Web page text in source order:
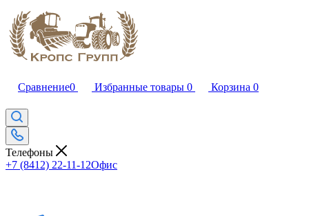
Сравнение0 Избранные товары 0 Корзина 0
Телефоны
+7 (8412) 22-11-12Офис